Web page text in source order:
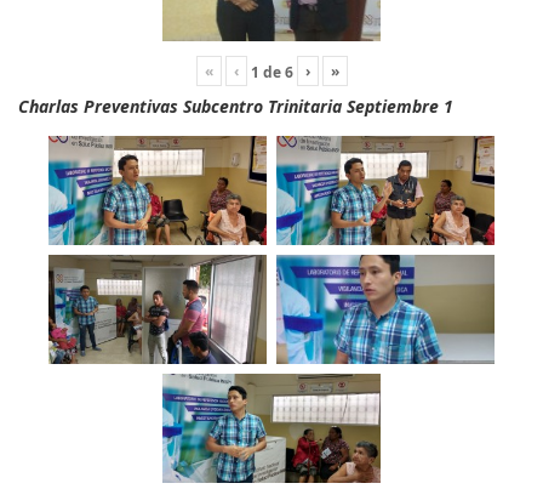
« ‹ 1 de6 › »
Charlas Preventivas Subcentro Trinitaria Septiembre 1